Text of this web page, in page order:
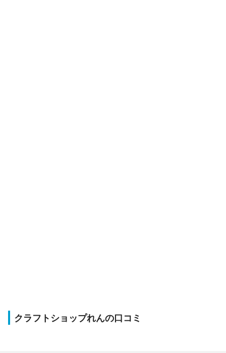
クラフトショップれんの口コミ